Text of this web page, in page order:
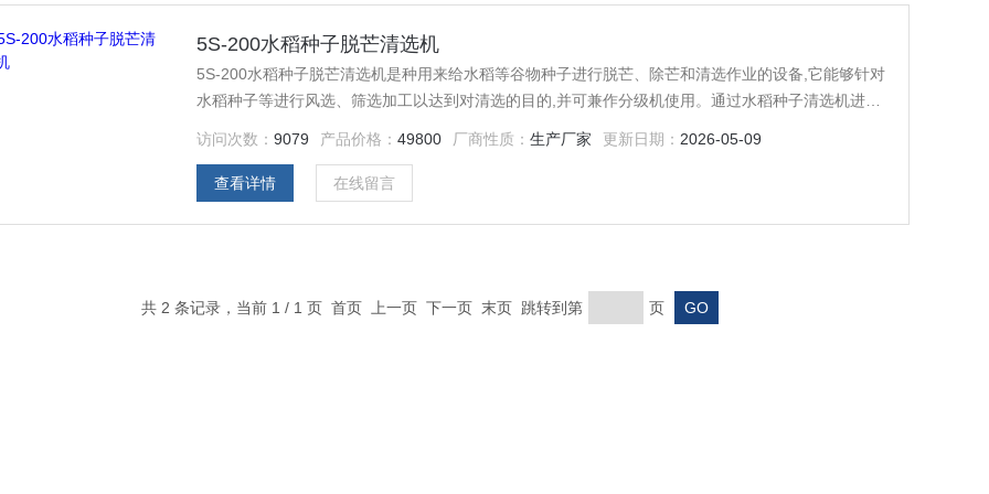
5S-200水稻种子脱芒清选机
5S-200水稻种子脱芒清选机是种用来给水稻等谷物种子进行脱芒、除芒和清选作业的设备,它能够针对
水稻种子等进行风选、筛选加工以达到对清选的目的,并可兼作分级机使用。通过水稻种子清选机进行
访问次数：9079 产品价格：49800 厂商性质：生产厂家 更新日期： 2026-05-09
查看详情 在线留言
共 2 条记录，当前 1 / 1 页 首页 上一页 下一页 末页 跳转到第 页